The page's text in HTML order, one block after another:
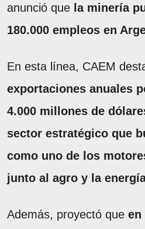
anunció que la minería
180.000 empleos en
En esta línea, CAEM
exportaciones anuales
4.000 millones de
sector estratégico que
como uno de los
junto al agro y la
Además, proyectó que en